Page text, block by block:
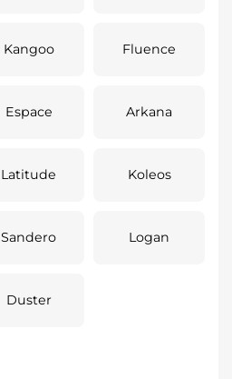
Kangoo Fluence
Espace Arkana
Latitude Koleos
Sandero Logan
Duster